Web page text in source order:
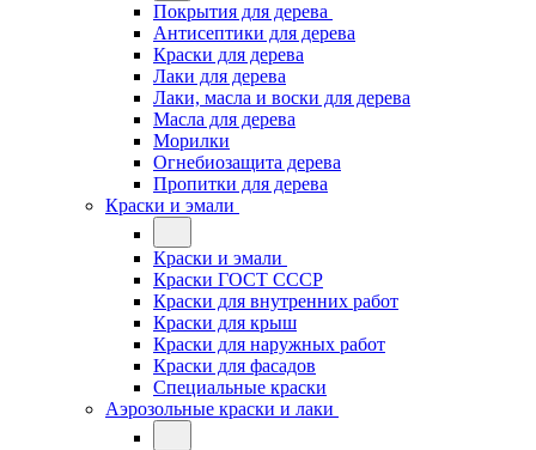
Покрытия для дерева
Антисептики для дерева
Краски для дерева
Лаки для дерева
Лаки, масла и воски для дерева
Масла для дерева
Морилки
Огнебиозащита дерева
Пропитки для дерева
Краски и эмали
Краски и эмали
Краски ГОСТ СССР
Краски для внутренних работ
Краски для крыш
Краски для наружных работ
Краски для фасадов
Специальные краски
Аэрозольные краски и лаки